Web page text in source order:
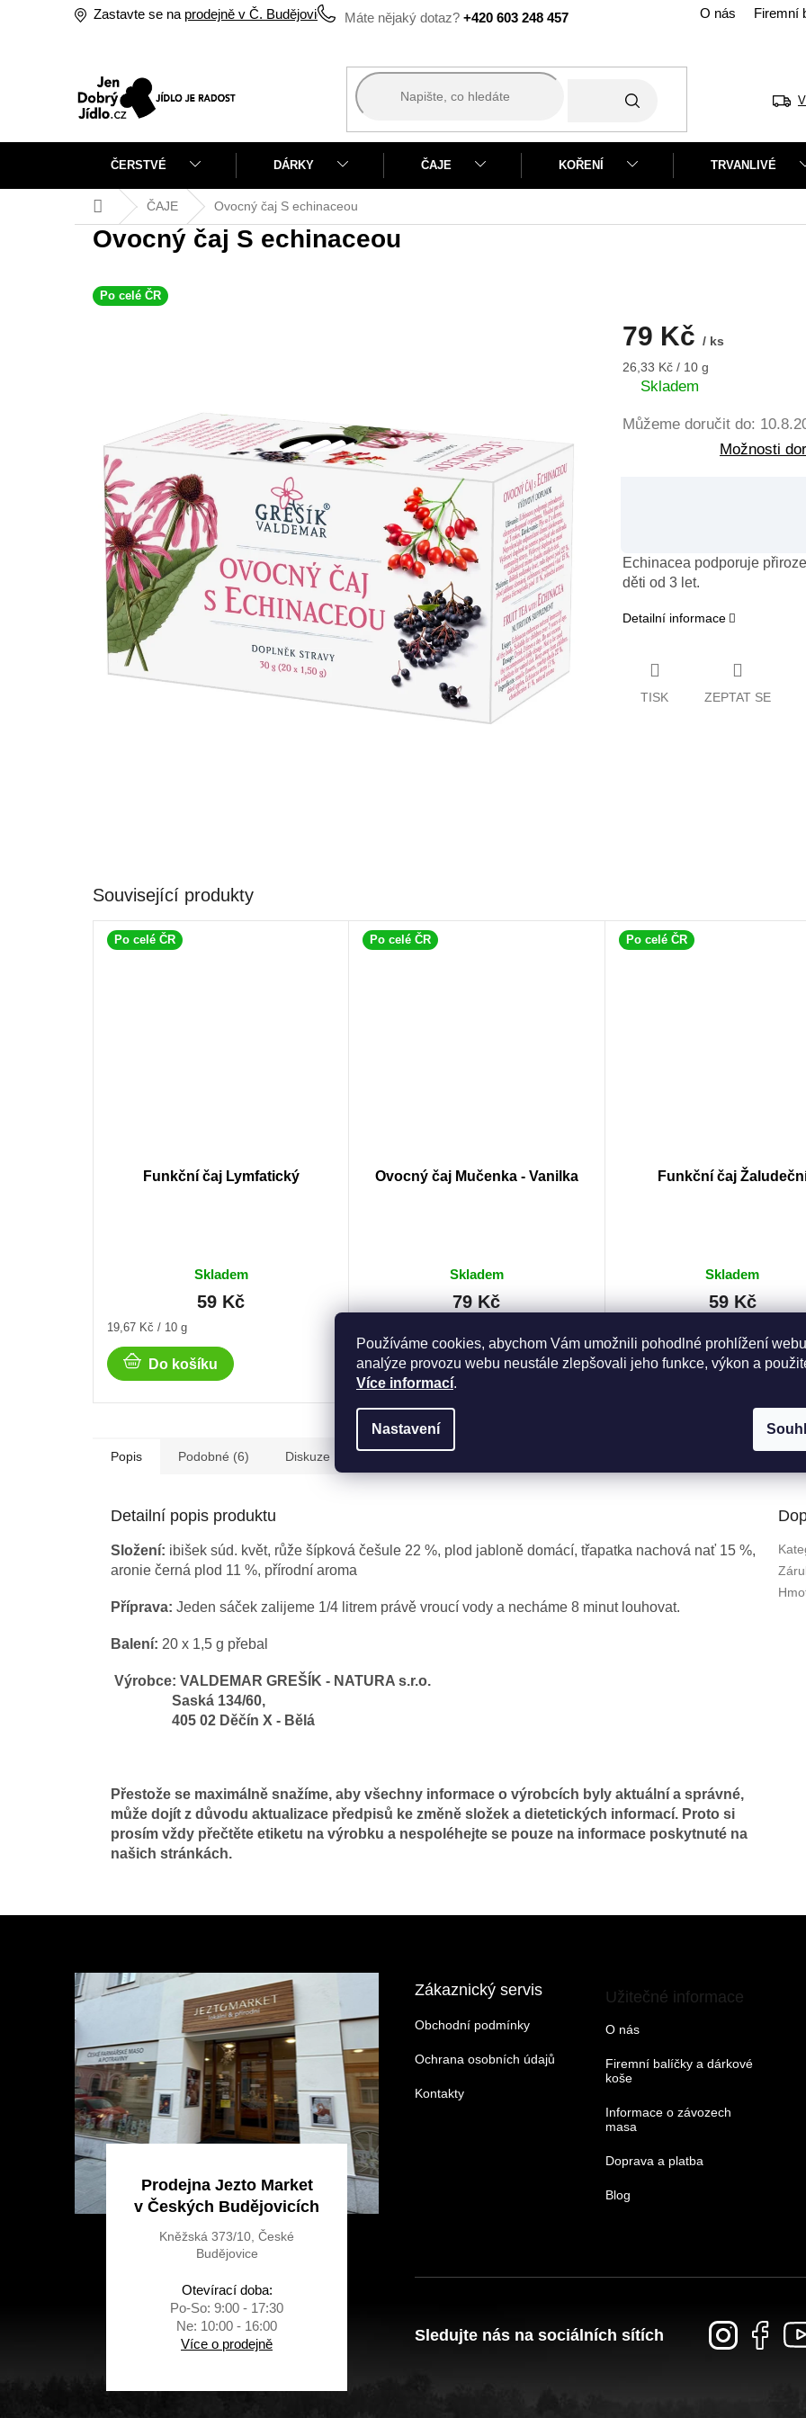
Používáme cookies, abychom Vám umožnili pohodlné prohlížení
analýze provozu webu neustále zlepšovali jeho funkce, výkon a
Více informací.
Nastavení
+420 603 248 457
Zastavte se na prodejně v Č. Budějovicích O nás Firemní
ČERSTVÉ DÁRKY ČAJE KOŘENÍ TRVANLIVÉ
Domů ČAJE Ovocný čaj S echinaceou
Ovocný čaj S echinaceou
Po celé ČR
79 Kč / ks
Měrná
cena:
26,33 Kč / 10 g
Skladem
Můžeme doručit do:
Možnosti
Echinacea podporuje
děti od 3 let.
Detailní informace
TISK ZEPTAT SE
Související produkty
Po celé ČR
Funkční čaj Lymfatický
Skladem
59 Kč
Měrná
19,67 Kč / 10 g
Do košíku
Po celé ČR
Ovocný čaj Mučenka - Vanilka
Skladem
79 Kč
cena:
Do košíku
Po celé ČR
Funkční čaj
Skladem
59 Kč
cena:
Do košíku
Popis Podobné (6) Diskuze
Detailní popis produktu
Složení: ibišek súd. květ, růže šípková češule 22 %, plod jabloně domácí, třapatka nachová nať 15 %,
aronie černá plod 11 %, přírodní aroma
Příprava: Jeden sáček zalijeme 1/4 litrem právě vroucí vody a necháme 8 minut louhovat.
Balení: 20 x 1,5 g přebal
Výrobce: VALDEMAR GREŠÍK - NATURA s.r.o.
Saská 134/60,
405 02 Děčín X - Bělá
Přestože se maximálně snažíme, aby všechny informace o výrobcích byly aktuální a správné,
může dojít z důvodu aktualizace předpisů ke změně složek a dietetických informací. Proto si
prosím vždy přečtěte etiketu na výrobku a nespoléhejte se pouze na informace poskytnuté na
našich stránkách.
Prodejna Jezto Market
v Českých Budějovicích
Kněžská 373/10, České
Budějovice
Otevírací doba:
Po-So: 9:00 - 17:30
Ne: 10:00 - 16:00
Více o prodejně
Zákaznický servis
Obchodní podmínky
Ochrana osobních údajů
Kontakty
Užitečné informace
O nás
Firemní balíčky a dárkové
koše
Informace o závozech
masa
Doprava a platba
Blog
Sledujte nás na sociálních sítích